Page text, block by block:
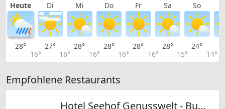
Heute Di Mi Do Fr Sa So
28°
16°
27°
16°
28°
16°
28°
16°
28°
16°
28°
15°
24°
14°
Empfohlene Restaurants
Hotel Seehof Genusswelt - Buna Luna